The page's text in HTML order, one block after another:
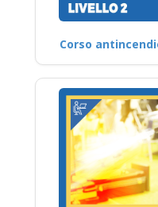
Corso